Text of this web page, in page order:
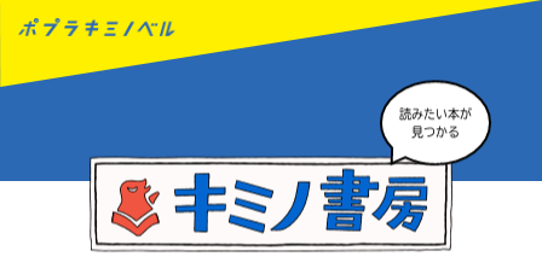
読みたい本が
見つかる